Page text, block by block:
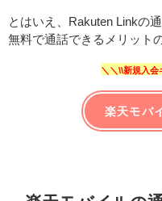
とはいえ、Rakuten Linkの
無料で通話できるメリット
＼＼\\新規入会
楽天モバ